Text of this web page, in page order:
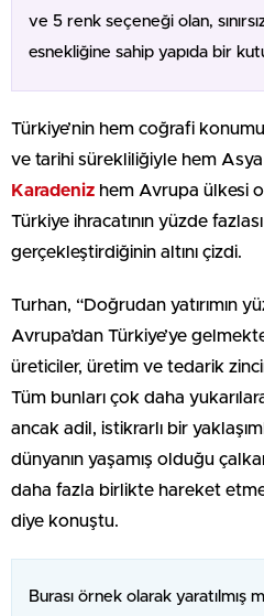
ve 5 renk seçeneği olan,
esnekliğine sahip yapıda bir
Türkiye’nin hem coğrafi
ve tarihi sürekliliğiyle hem
Karadeniz hem Avrupa ülkesi
Türkiye ihracatının yüzde
gerçekleştirdiğinin altını çizdi.
Turhan, “Doğrudan yatırımın
Avrupa’dan Türkiye’ye
üreticiler, üretim ve tedarik
Tüm bunları çok daha
ancak adil, istikrarlı bir
dünyanın yaşamış olduğu
daha fazla birlikte hareket
diye konuştu.
Burası örnek olarak yaratılmış